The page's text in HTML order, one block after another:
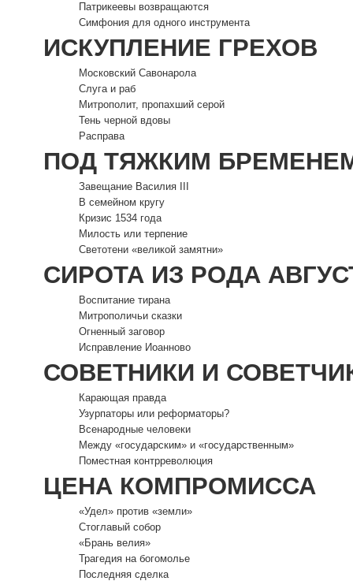
Патрикеевы возвращаются
Симфония для одного инструмента
ИСКУПЛЕНИЕ ГРЕХОВ
Московский Савонарола
Слуга и раб
Митрополит, пропахший серой
Тень черной вдовы
Расправа
ПОД ТЯЖКИМ
Завещание Василия III
В семейном кругу
Кризис 1534 года
Милость или терпение
Светотени «великой замятни»
СИРОТА ИЗ РОДА
Воспитание тирана
Митрополичьи сказки
Огненный заговор
Исправление Иоанново
СОВЕТНИКИ И
Карающая правда
Узурпаторы или реформаторы?
Всенародные человеки
Между «государским» и «государственным»
Поместная контрреволюция
ЦЕНА КОМПРОМИССА
«Удел» против «земли»
Стоглавый собор
«Брань велия»
Трагедия на богомолье
Последняя сделка